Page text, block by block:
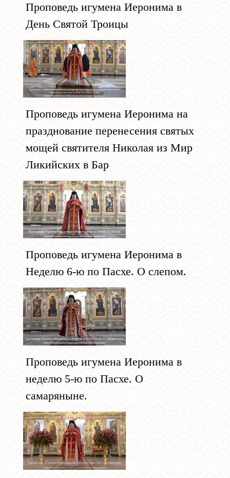
Проповедь игумена Иеронима в
День Святой Троицы
Проповедь игумена Иеронима на
празднование перенесения святых
мощей святителя Николая из Мир
Ликийских в Бар
Проповедь игумена Иеронима в
Неделю 6-ю по Пасхе. О слепом.
Проповедь игумена Иеронима в
неделю 5-ю по Пасхе. О
самаряныне.